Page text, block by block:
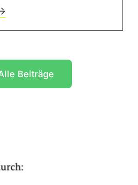
Beiträge